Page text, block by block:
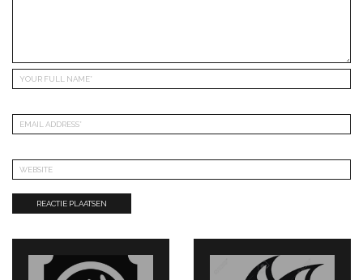
navigatie